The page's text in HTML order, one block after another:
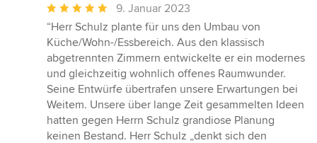
Durchschnittliche
Bewertung:
5
von
5
Sternen
9. Januar 2023
“Herr Schulz plante für uns den Umbau von
Küche/Wohn-/Essbereich. Aus den klassisch
abgetrennten Zimmern entwickelte er ein modernes
und gleichzeitig wohnlich offenes Raumwunder.
Seine Entwürfe übertrafen unsere Erwartungen bei
Weitem. Unsere über lange Zeit gesammelten Ideen
hatten gegen Herrn Schulz grandiose Planung
keinen Bestand. Herr Schulz „denkt sich den